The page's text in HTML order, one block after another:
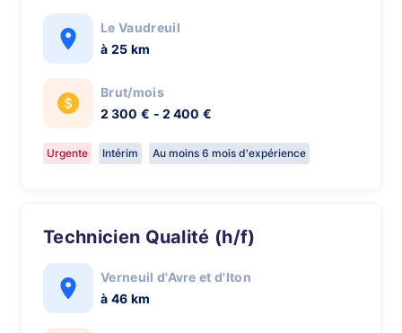
Le Vaudreuil
à 25 km
Brut/mois
2 300 € - 2 400 €
Urgente Intérim Au moins 6 mois d'expérience
Technicien Qualité (h/f)
Verneuil d'Avre et d'Iton
à 46 km